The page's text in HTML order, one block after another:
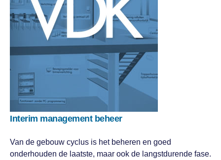
Interim management beheer
Van de gebouw cyclus is het beheren en goed
onderhouden de laatste, maar ook de langstdurende fase.